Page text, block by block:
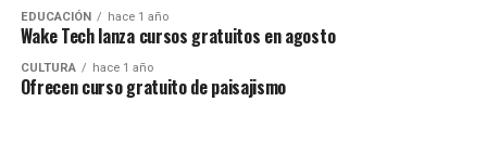
EDUCACIÓN hace 1 año
Wake Tech lanza cursos gratuitos en agosto
CULTURA hace 1 año
Ofrecen curso gratuito de paisajismo